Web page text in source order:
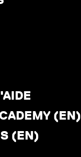
(EN)
(EN)